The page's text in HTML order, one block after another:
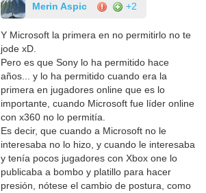
Merin Aspic +2
Y Microsoft la primera en no permitirlo no te
jode xD.
Pero es que Sony lo ha permitido hace
años... y lo ha permitido cuando era la
primera en jugadores online que es lo
importante, cuando Microsoft fue líder online
con x360 no lo permitía.
Es decir, que cuando a Microsoft no le
interesaba no lo hizo, y cuando le interesaba
y tenía pocos jugadores con Xbox one lo
publicaba a bombo y platillo para hacer
presión, nótese el cambio de postura, como